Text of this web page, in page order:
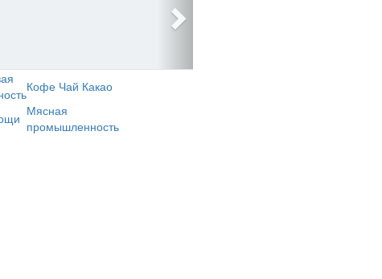
Кофе Чай Какао
Мясная
промышленность